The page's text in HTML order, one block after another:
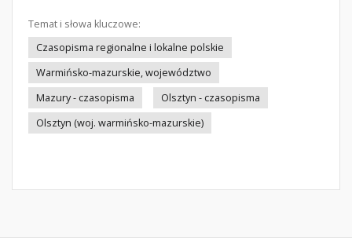
Temat i słowa kluczowe:
Czasopisma regionalne i lokalne polskie
Warmińsko-mazurskie, województwo
Mazury - czasopisma
Olsztyn - czasopisma
Olsztyn (woj. warmińsko-mazurskie)